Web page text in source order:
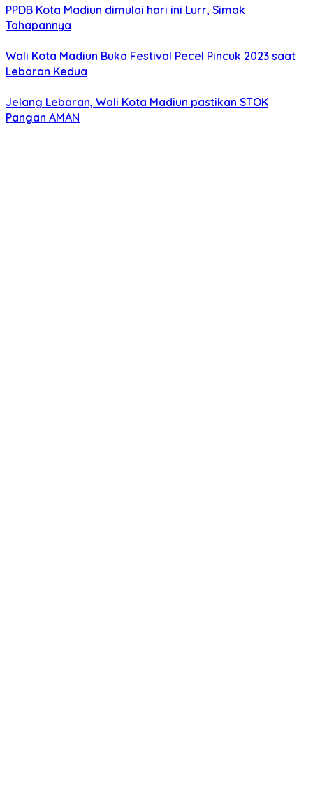
PPDB Kota Madiun dimulai hari ini Lurr, Simak
Tahapannya
Wali Kota Madiun Buka Festival Pecel Pincuk 2023 saat
Lebaran Kedua
Jelang Lebaran, Wali Kota Madiun pastikan STOK
Pangan AMAN